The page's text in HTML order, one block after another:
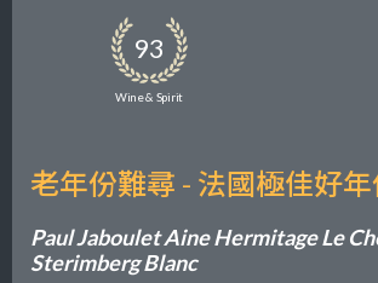
93
Wine & Spirit
老年份難尋 - 法國極佳好
Paul Jaboulet Aine Hermitage Le
Sterimberg Blanc